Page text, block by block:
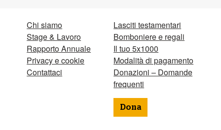
Chi siamo
Stage & Lavoro
Rapporto Annuale
Privacy e cookie
Contattaci
Lasciti testamentari
Bomboniere e regali
Il tuo 5x1000
Modalità di pagamento
Donazioni – Domande
frequenti
Dona